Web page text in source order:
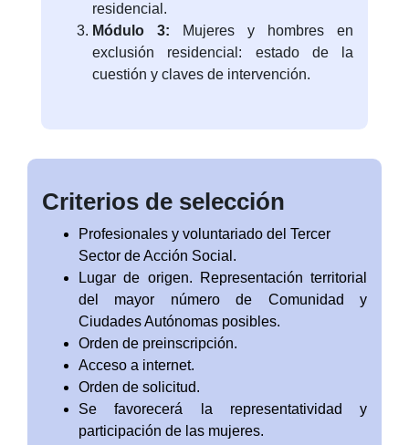
residencial.
Módulo 3:
Mujeres y hombres en
exclusión residencial: estado de la
cuestión y claves de intervención.
Criterios de selección
Profesionales y voluntariado del Tercer
Sector de Acción Social.
Lugar de origen. Representación territorial
del mayor número de Comunidad y
Ciudades Autónomas posibles.
Orden de preinscripción.
Acceso a internet.
Orden de solicitud.
Se favorecerá la representatividad y
participación de las mujeres.